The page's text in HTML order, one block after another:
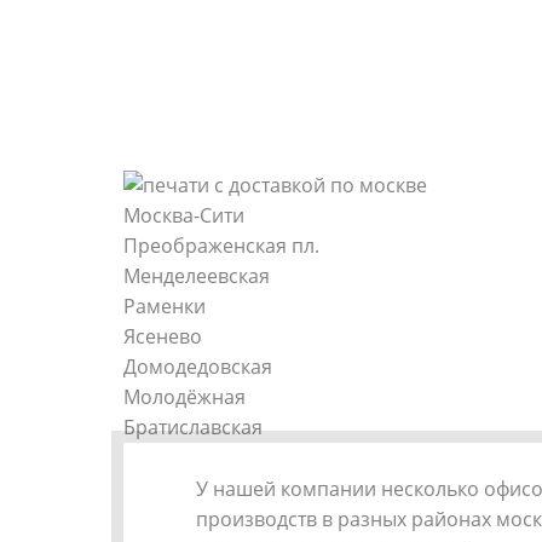
Москва-Сити
Преображенская пл.
Менделеевская
Раменки
Ясенево
Домодедовская
Молодёжная
Братиславская
У нашей компании несколько
производств в разных районах